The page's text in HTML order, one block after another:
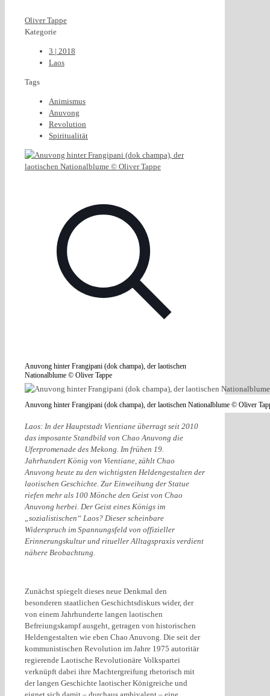
Oliver Tappe
Kategorie
3 | 2018
Laos
Tags
Animismus
Anuvong
Revolution
Spiritualität
Anuvong hinter Frangipani (dok champa), der laotischen
Nationalblume © Oliver Tappe
Anuvong hinter Frangipani (dok champa), der laotischen Nationalblume © Oliver
Laos: In der Hauptstadt Vientiane überragt seit 2010
das imposante Standbild von Chao Anuvong die
Uferpromenade des Mekong. Im frühen 19.
Jahrhundert König von Vientiane, zählt Chao
Anuvong heute zu den wichtigsten Heldengestalten der
laotischen Geschichte. Zur Einweihung der Statue
riefen mehr als 100 Mönche den Geist von Chao
Anuvong herbei. Der Geist eines Königs im
„sozialistischen“ Laos? Dieser scheinbare
Widerspruch im Spannungsfeld von offizieller
Erinnerungskultur und ritueller Alltagspraxis verdient
nähere Beobachtung.
Zunächst spiegelt dieses neue Denkmal den
besonderen staatlichen Geschichtsdiskurs wider, der
von einem Jahrhunderte langen laotischen
Befreiungskampf ausgeht, getragen von historischen
Heldengestalten wie eben Chao Anuvong. Die seit der
kommunistischen Revolution im Jahre 1975 autoritär
regierende Laotische Revolutionäre Volkspartei
verknüpft dabei ihre Machtergreifung rhetorisch mit
der langen Geschichte laotischer Königreiche und